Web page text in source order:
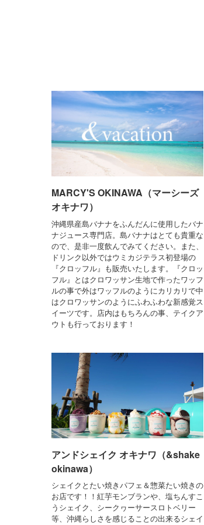
MARCY'S OKINAWA（マーシーズ
オキナワ）
沖縄県産島バナナをふんだんに使用したバナ
ナジュース専門店。島バナナはとても貴重な
ので、是非一度飲んでみてください。また、
ドリンク以外ではウミカジテラス初登場の
『クロッフル』も販売いたします。『クロッ
フル』とはクロワッサン生地で作ったワッフ
ルの事で外はワッフルのようにカリカリで中
はクロワッサンのようにふわふわな新感覚ス
イーツです。店内はもちろんの事、テイクア
ウトも行っております！
アンドシェイク オキナワ（&shake
okinawa）
シェイクとたい焼きパフェ＆惣菜たい焼きの
お店です！！紅芋モンブランや、塩ちんすこ
うシェイク、シークヮーサースロトベリー
等、沖縄らしさを感じることの出来るシェイ